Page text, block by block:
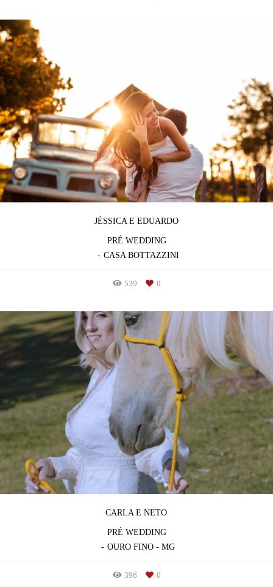
JÉSSICA E EDUARDO
PRÉ WEDDING
CASA BOTTAZZINI
539 0
CARLA E NETO
PRÉ WEDDING
OURO FINO - MG
396 0